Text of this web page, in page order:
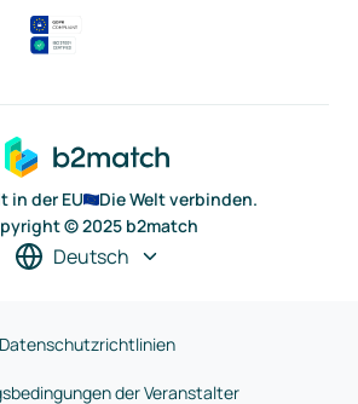
in der EU
Die Welt verbinden.
© 2025 b2match
Deutsch
Datenschutzrichtlinien
der Veranstalter